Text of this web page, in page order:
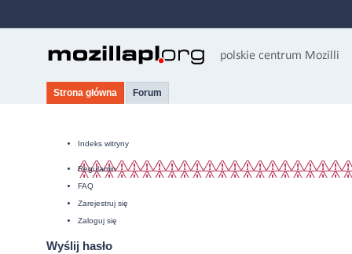
Strona główna Forum
Indeks witryny
Regulamin
FAQ
Zarejestruj się
Zaloguj się
Wyślij hasło